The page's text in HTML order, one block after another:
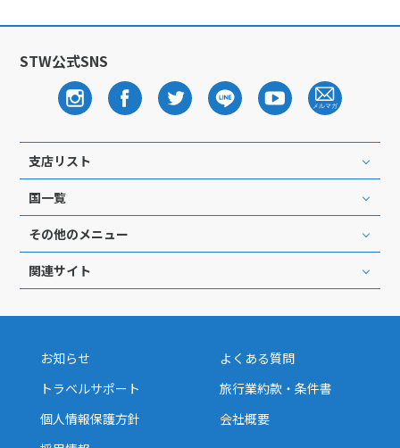
STW公式SNS
支店リスト
国一覧
その他のメニュー
関連サイト
お知らせ
よくある質問
トラベルサポート
旅行業約款・条件書
個人情報保護方針
会社概要